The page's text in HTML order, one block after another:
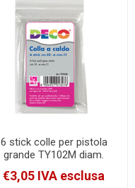
6 stick colle per pistola
grande TY102M diam.
12mm - lungh. 10cm Cwr
[T705W]
€3,05 IVA esclusa